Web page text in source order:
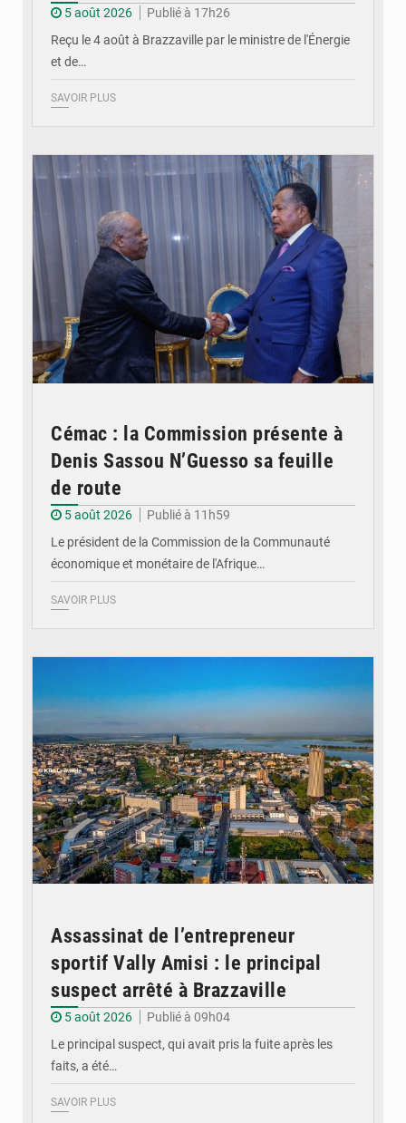
5 août 2026
Publié à 17h26
Reçu le 4 août à Brazzaville par le ministre de l'Énergie
et de…
SAVOIR PLUS
Cémac : la Commission présente à
Denis Sassou N’Guesso sa feuille
de route
5 août 2026
Publié à 11h59
Le président de la Commission de la Communauté
économique et monétaire de l'Afrique…
SAVOIR PLUS
Assassinat de l’entrepreneur
sportif Vally Amisi : le principal
suspect arrêté à Brazzaville
5 août 2026
Publié à 09h04
Le principal suspect, qui avait pris la fuite après les
faits, a été…
SAVOIR PLUS